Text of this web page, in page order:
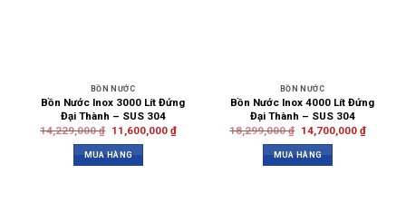
BỒN NƯỚC
Bồn Nước Inox 3000 Lít Đứng
Đại Thành – SUS 304
14,229,000₫ 11,600,000 ₫
MUA HÀNG
BỒN NƯỚC
Bồn Nước Inox 4000 Lít Đứng
Đại Thành – SUS 304
18,299,000₫ 14,700,000 ₫
MUA HÀNG